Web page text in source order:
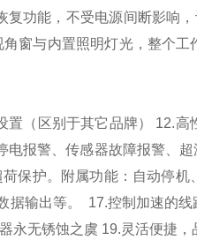
复功能，不受电源间断影响
角窗与内置照明灯光，整个工
置（区别于其它品牌） 12.高
电报警、传感器故障报警、
保护。附属功能：自动停
据输出等。 17.控制加速的
永无锈蚀之虞 19.灵活便捷，